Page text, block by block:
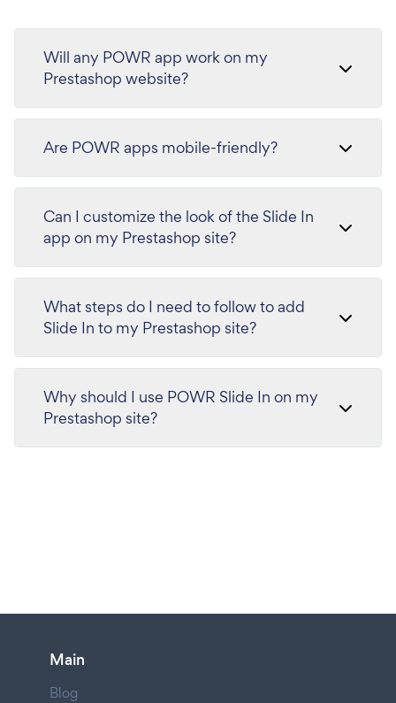
Will any POWR app work on my
Prestashop website?
Are POWR apps mobile-friendly?
Can I customize the look of the Slide In
app on my Prestashop site?
What steps do I need to follow to add
Slide In to my Prestashop site?
Why should I use POWR Slide In on my
Prestashop site?
Main
Blog